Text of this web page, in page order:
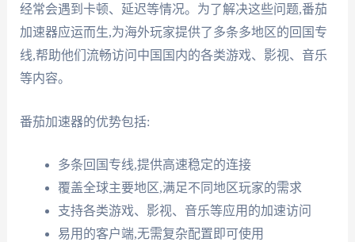
经常会遇到卡顿、延迟等情况。为了解决这些问题,番茄
加速器应运而生,为海外玩家提供了多条多地区的回国专
线,帮助他们流畅访问中国国内的各类游戏、影视、音乐
等内容。
番茄加速器的优势包括:
多条回国专线,提供高速稳定的连接
覆盖全球主要地区,满足不同地区玩家的需求
支持各类游戏、影视、音乐等应用的加速访问
易用的客户端,无需复杂配置即可使用